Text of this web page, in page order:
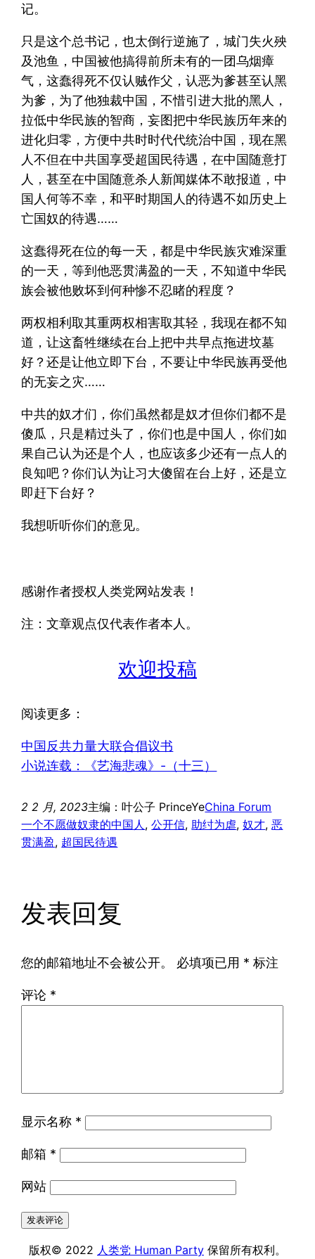
记。
只是这个总书记，也太倒行逆施了，城门失火殃
及池鱼，中国被他搞得前所未有的一团乌烟瘴
气，这蠢得死不仅认贼作父，认恶为爹甚至认黑
为爹，为了他独裁中国，不惜引进大批的黑人，
拉低中华民族的智商，妄图把中华民族历年来的
进化归零，方便中共时时代代统治中国，现在黑
人不但在中共国享受超国民待遇，在中国随意打
人，甚至在中国随意杀人新闻媒体不敢报道，中
国人何等不幸，和平时期国人的待遇不如历史上
亡国奴的待遇……
这蠢得死在位的每一天，都是中华民族灾难深重
的一天，等到他恶贯满盈的一天，不知道中华民
族会被他败坏到何种惨不忍睹的程度？
两权相利取其重两权相害取其轻，我现在都不知
道，让这畜牲继续在台上把中共早点拖进坟墓
好？还是让他立即下台，不要让中华民族再受他
的无妄之灾……
中共的奴才们，你们虽然都是奴才但你们都不是
傻瓜，只是精过头了，你们也是中国人，你们如
果自己认为还是个人，也应该多少还有一点人的
良知吧？你们认为让习大傻留在台上好，还是立
即赶下台好？
我想听听你们的意见。
感谢作者授权人类党网站发表！
注：文章观点仅代表作者本人。
欢迎投稿
阅读更多：
中国反共力量大联合倡议书
小说连载：《艺海悲魂》-（十三）
2 2 月, 2023主编：叶公子 PrinceYeChina Forum
一个不愿做奴隶的中国人 , 公开信, 助纣为虐, 奴才, 恶
贯满盈, 超国民待遇
发表回复
您的邮箱地址不会被公开。 必填项已用 * 标注
评论 *
显示名称 *
邮箱 *
网站
版权© 2022 人类党 Human Party 保留所有权利。